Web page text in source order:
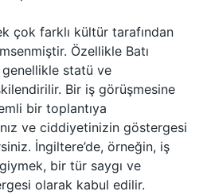
çok farklı kültür tarafından
Özellikle Batı
genellikle statü ve
Bir iş görüşmesine
bir toplantıya
ve ciddiyetinizin göstergesi
İngiltere’de, örneğin, iş
bir tür saygı ve
olarak kabul edilir.